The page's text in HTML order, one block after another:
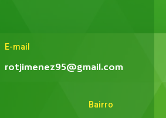
E-mail
rotjimenez95@gmail.com
Bairro